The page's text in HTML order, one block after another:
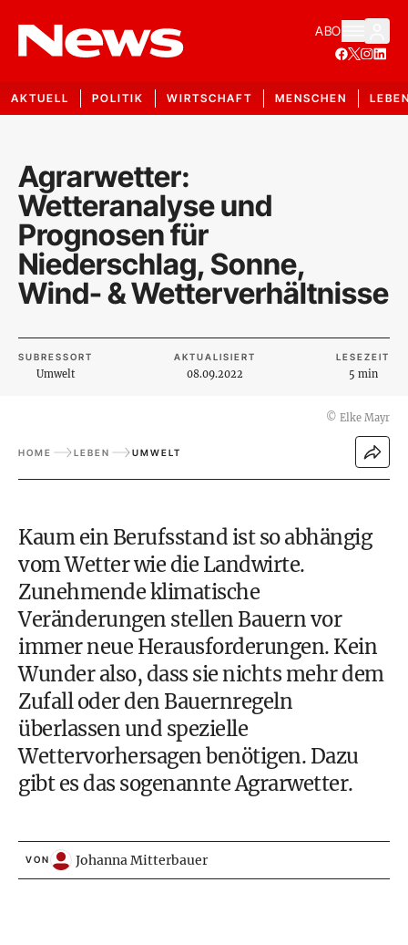
ABO
AKTUELL POLITIK WIRTSCHAFT MENSCHEN
Agrarwetter:
Wetteranalyse und
Prognosen für
Niederschlag, Sonne,
Wind- & Wetterverhältnisse
SUBRESSORT
Umwelt
AKTUALISIERT
08.09.2022
LESEZEIT
5 min
© Elke Mayr
HOME LEBEN UMWELT
Kaum ein Berufsstand ist so abhängig
vom Wetter wie die Landwirte.
Zunehmende klimatische
Veränderungen stellen Bauern vor
immer neue Herausforderungen. Kein
Wunder also, dass sie nichts mehr dem
Zufall oder den Bauernregeln
überlassen und spezielle
Wettervorhersagen benötigen. Dazu
gibt es das sogenannte Agrarwetter.
VON Johanna Mitterbauer